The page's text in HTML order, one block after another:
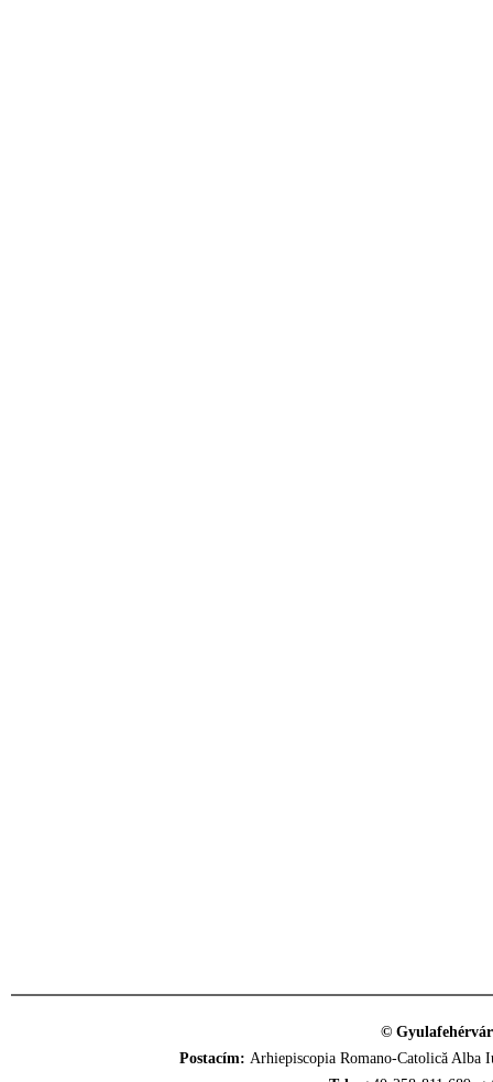
©
Postacím: Arhiepiscopia Romano-Catolică